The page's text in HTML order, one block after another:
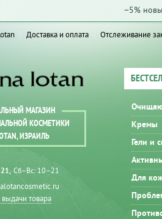
−5%
Доставка и оплата Отслеживание
МАГАЗИН
КОСМЕТИКИ
ИЗРАИЛЬ
Сб–Вс: 10–21
товара
Кремы
Гели и
Для